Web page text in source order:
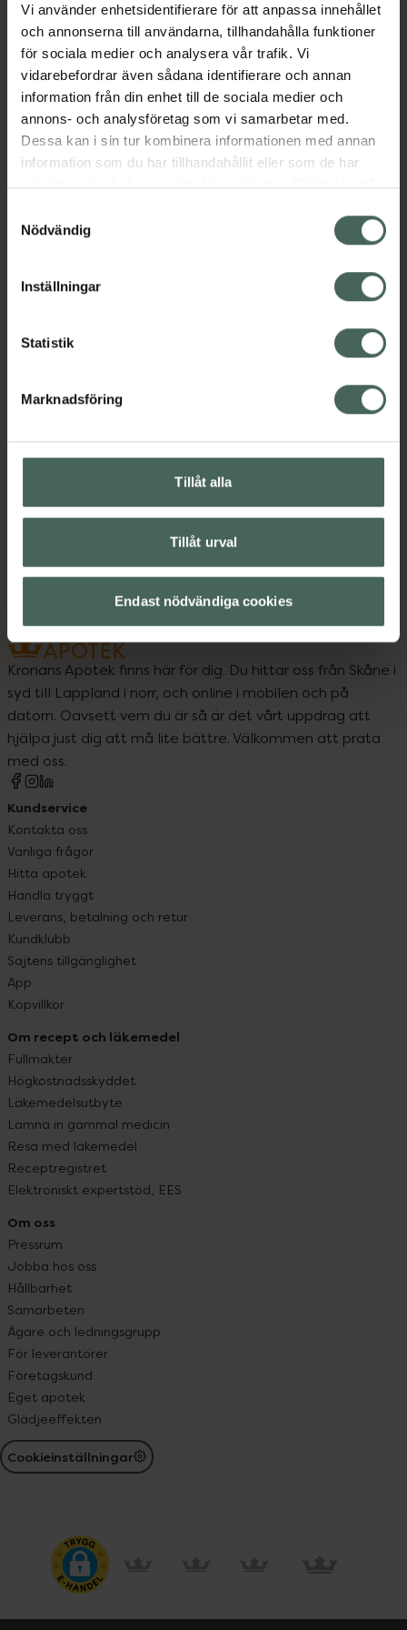
Vi använder enhetsidentifierare för att anpassa innehållet
och annonserna till användarna, tillhandahålla funktioner
för sociala medier och analysera vår trafik. Vi
vidarebefordrar även sådana identifierare och annan
information från din enhet till de sociala medier och
annons- och analysföretag som vi samarbetar med.
Dessa kan i sin tur kombinera informationen med annan
information som du har tillhandahållit eller som de har
samlat in när du har använt deras tjänster. Samtycke till
återkalla ditt samtycke via webbplatsens
cookieinställningar. Ett återkallat samtycke påverkar inte
lagligheten av behandling som skett innan återkallelsen.
Nödvändig
Inställningar
Statistik
Marknadsföring
Tillåt alla
Tillåt urval
Endast nödvändiga cookies
Jämförpris 1550000 kr/l
EAN:07046260544031
Kategorier:
Barn och föräldrar Förkylning hos barn
Förkylning och feberNässpray för barn
Snuva och nästäppa
Visa
Barn och föräldrar
Förkylning och feber
Nässpray för barn
Snuva och nästäppa
Kronans Apotek finns här för dig. Du hittar oss från Skåne i
syd till Lappland i norr, och online i mobilen och på
datorn. Oavsett vem du är så är det vårt uppdrag att
hjälpa just dig att må lite bättre. Välkommen att prata
med oss.
Kundservice
Kontakta oss
Vanliga frågor
Hitta apotek
Handla tryggt
Leverans, betalning och retur
Kundklubb
Sajtens tillgänglighet
App
Köpvillkor
Om recept och läkemedel
Fullmakter
Högkostnadsskyddet
Läkemedelsutbyte
Lämna in gammal medicin
Resa med läkemedel
Receptregistret
Elektroniskt expertstöd, EES
Om oss
Pressrum
Jobba hos oss
Hållbarhet
Samarbeten
Ägare och ledningsgrupp
För leverantörer
Företagskund
Eget apotek
Glädjeeffekten
Cookieinställningar